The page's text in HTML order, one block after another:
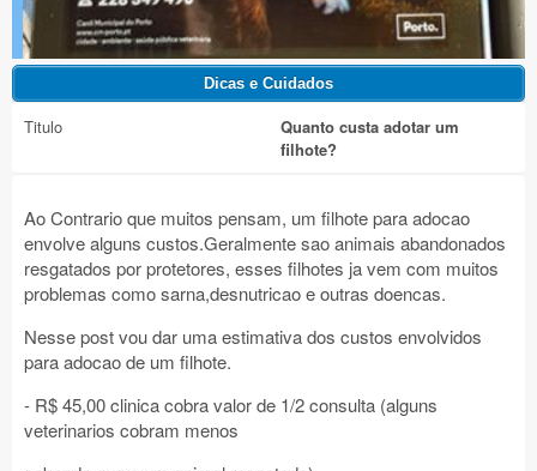
Titulo
Quanto custa adotar um
filhote?
Ao Contrario que muitos pensam, um filhote para adocao
envolve alguns custos.Geralmente sao animais abandonados
resgatados por protetores, esses filhotes ja vem com muitos
problemas como sarna,desnutricao e outras doencas.
Nesse post vou dar uma estimativa dos custos envolvidos
para adocao de um filhote.
- R$ 45,00 clinica cobra valor de 1/2 consulta (alguns
veterinarios cobram menos